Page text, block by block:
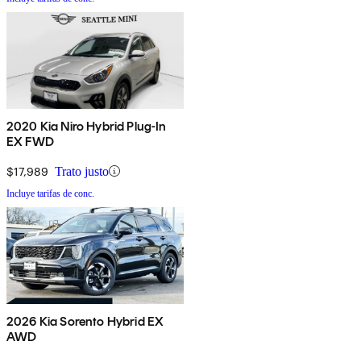
2020 Kia Niro Hybrid Plug-In
EX FWD
$17,989 Trato justo
Incluye tarifas de conc.
2026 Kia Sorento Hybrid EX
AWD